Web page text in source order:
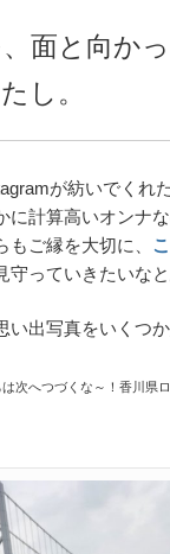
面と向か
し。
が紡いでくれ
に計算高いオンナ
もご縁を大切に、
守っていきたいなと
い出写真をいくつ
次へつづくな～！香川県